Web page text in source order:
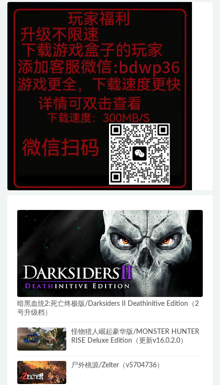
暗黑血统2:死亡终极版/Darksiders II Deathinitive Edition（2
号升级档）
怪物猎人崛起豪华版/MONSTER HUNTER
RISE Deluxe Edition（更新v16.0.2.0）
尸外桃源/Zelter（v5704736）